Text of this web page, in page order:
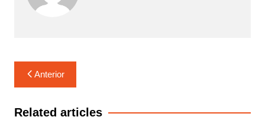
Navegação
de
Post
Anterior
Related articles